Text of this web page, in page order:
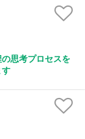
思考プロセスを
す